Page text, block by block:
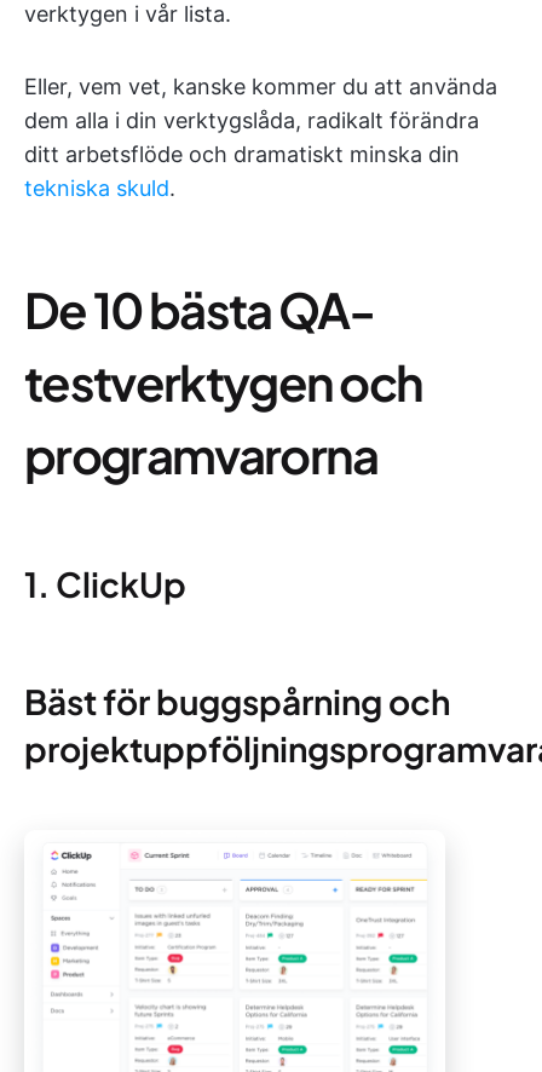
verktygen i vår lista.
Eller, vem vet, kanske kommer du att använda
dem alla i din verktygslåda, radikalt förändra
ditt arbetsflöde och dramatiskt minska din
tekniska skuld.
De 10 bästa QA-
testverktygen och
programvarorna
1. ClickUp
Bäst för buggspårning och